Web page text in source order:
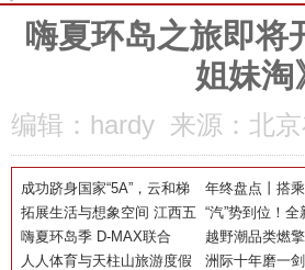
嗨夏环岛之旅即将
姐妹淘
编辑：hardy 来源：北
成功跻身国家“5A”，云和梯
田底气何在？
年终盘点丨搭
2023年福田欧
拓展生活与想象空间 江西五
十铃D-MAX陪你去诗和远方
“汽”势到位！
铃拓GANK报到
嗨夏环岛季 D-MAX联合
《阳光姐妹淘》第三季阵容
越野潮品类燃
级SUV”mu-X牧
人人体育与天柱山旅游度假
洲际十年磨一